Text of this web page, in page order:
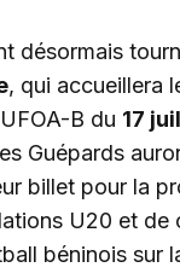
désormais
, qui accueillera
B du 17
Guépards
billet pour la
U20 et de
béninois sur